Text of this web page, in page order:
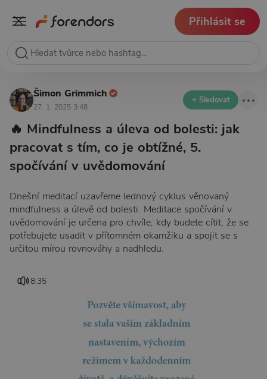
Přihlásit se
Šimon Grimmich
27. 1. 2025 3:48
+ Sledovat
🔥 Mindfulness a úleva od bolesti: jak
pracovat s tím, co je obtížné, 5.
spočívání v uvědomování
Dnešní meditací uzavřeme lednový cyklus věnovaný
mindfulness a úlevě od bolesti. Meditace spočívání v
uvědomování je určena pro chvíle, kdy budete cítit, že se
potřebujete usadit v přítomném okamžiku a spojit se s
určitou mírou rovnováhy a nadhledu.
8:35